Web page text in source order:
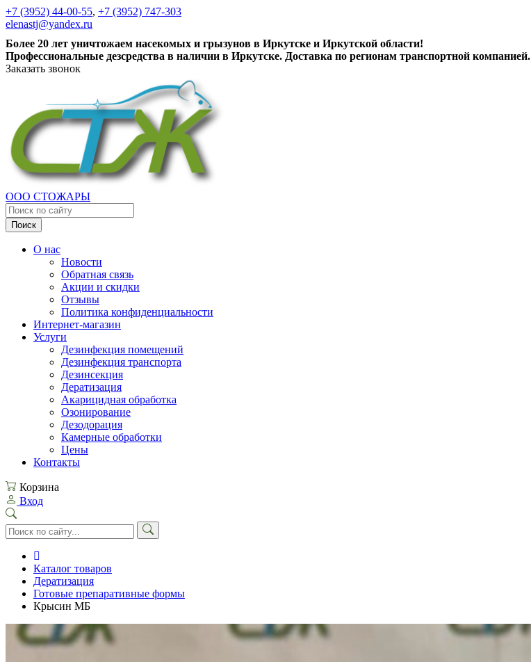
+7 (3952) 44-00-55, +7 (3952) 747-303
elenastj@yandex.ru
Более 20 лет уничтожаем насекомых и грызунов в Иркутске и Иркутской области!
Профессиональные дезсредства в наличии в Иркутске. Доставка по регионам транспортной компанией.
Заказать звонок
ООО СТОЖАРЫ
Поиск
О нас
Новости
Обратная связь
Акции и скидки
Отзывы
Политика конфиденциальности
Интернет-магазин
Услуги
Дезинфекция помещений
Дезинфекция транспорта
Дезинсекция
Дератизация
Акарицидная обработка
Озонирование
Дезодорация
Камерные обработки
Цены
Контакты
Корзина
Вход
Каталог товаров
Дератизация
Готовые препаративные формы
Крысин МБ